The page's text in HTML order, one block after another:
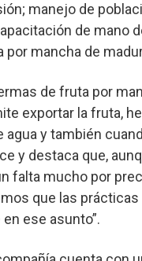
manejo de
de mano
mancha de
de fruta por
exportar la fruta,
y también
y destaca que,
falta mucho por
que las
ese asunto”.